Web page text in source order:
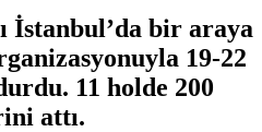
İstanbul’da bir araya
19-22
11 holde 200
attı.